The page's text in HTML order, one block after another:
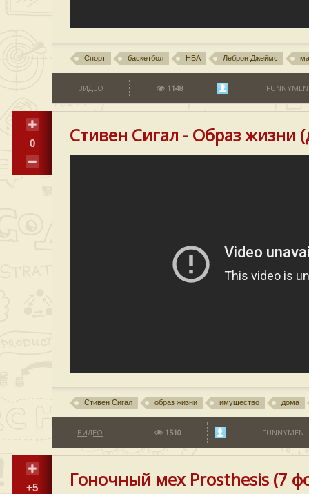
Спорт баскетбол НБА Леброн Джеймс
ВИДЕО 1148 FUNNYMEN
0 Стивен Сигал - Образ
Стивен Сигал образ жизни имущество дома
ВИДЕО 1510 FUNNYMEN
+5 Гоночный мех Prosthesis (7